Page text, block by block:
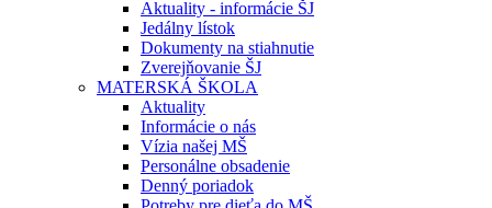
Aktuality - informácie ŠJ
Jedálny lístok
Dokumenty na stiahnutie
Zverejňovanie ŠJ
MATERSKÁ ŠKOLA
Aktuality
Informácie o nás
Vízia našej MŠ
Personálne obsadenie
Denný poriadok